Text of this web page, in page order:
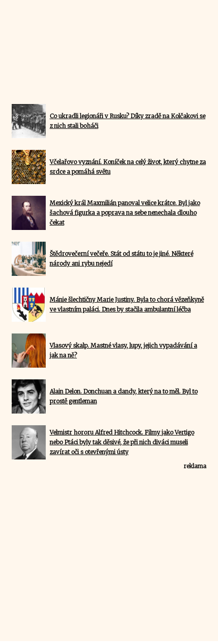
Co ukradli legionáři v Rusku? Díky zradě na Kolčakovi se
z nich stali boháči
Včelařovo vyznání. Koníček na celý život, který chytne za
srdce a pomáhá světu
Mexický král Maxmilián panoval velice krátce. Byl jako
šachová figurka a poprava na sebe nenechala dlouho
čekat
Štědrovečerní večeře. Stát od státu to je jiné. Některé
národy ani rybu nejedí
Mánie šlechtičny Marie Justiny. Byla to chorá vězeňkyně
ve vlastním paláci. Dnes by stačila ambulantní léčba
Vlasový skalp. Mastné vlasy, lupy, jejich vypadávání a
jak na ně?
Alain Delon. Donchuan a dandy, který na to měl. Byl to
prostě gentleman
Velmistr hororu Alfred Hitchcock. Filmy jako Vertigo
nebo Ptáci byly tak děsivé, že při nich diváci museli
zavírat oči s otevřenými ústy
reklama